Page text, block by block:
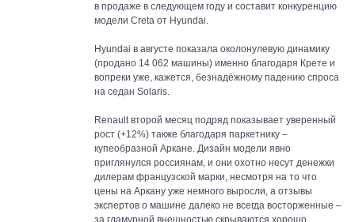
в продаже в следующем году и составит конкуренцию
модели Creta от Hyundai.
Hyundai в августе показала околонулевую динамику
(продано 14 062 машины) именно благодаря Крете и
вопреки уже, кажется, безнадёжному падению спроса
на седан Solaris.
Renault второй месяц подряд показывает уверенный
рост (+12%) также благодаря паркетнику –
купеобразной Аркане. Дизайн модели явно
приглянулся россиянам, и они охотно несут денежки
дилерам французской марки, несмотря на то что
цены на Аркану уже немного выросли, а отзывы
экспертов о машине далеко не всегда восторженные –
за гламурной внешностью скрываются хорошо